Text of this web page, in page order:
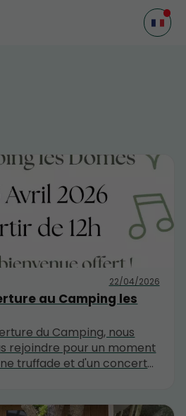
22/04/2026
au Camping les
du Camping, nous
rejoindre pour un moment
truffade et d'un concert